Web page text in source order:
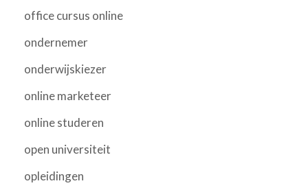
office cursus online
ondernemer
onderwijskiezer
online marketeer
online studeren
open universiteit
opleidingen